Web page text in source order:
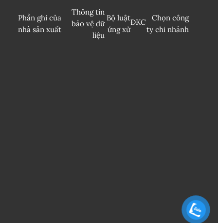
Phần ghi của
nhà sản xuất
Thông tin
bảo vệ dữ
liệu
Bộ luật
ứng xử
ĐKC
Chọn công
ty chi nhánh